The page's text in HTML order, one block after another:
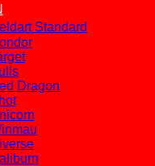
Standard
Dragon